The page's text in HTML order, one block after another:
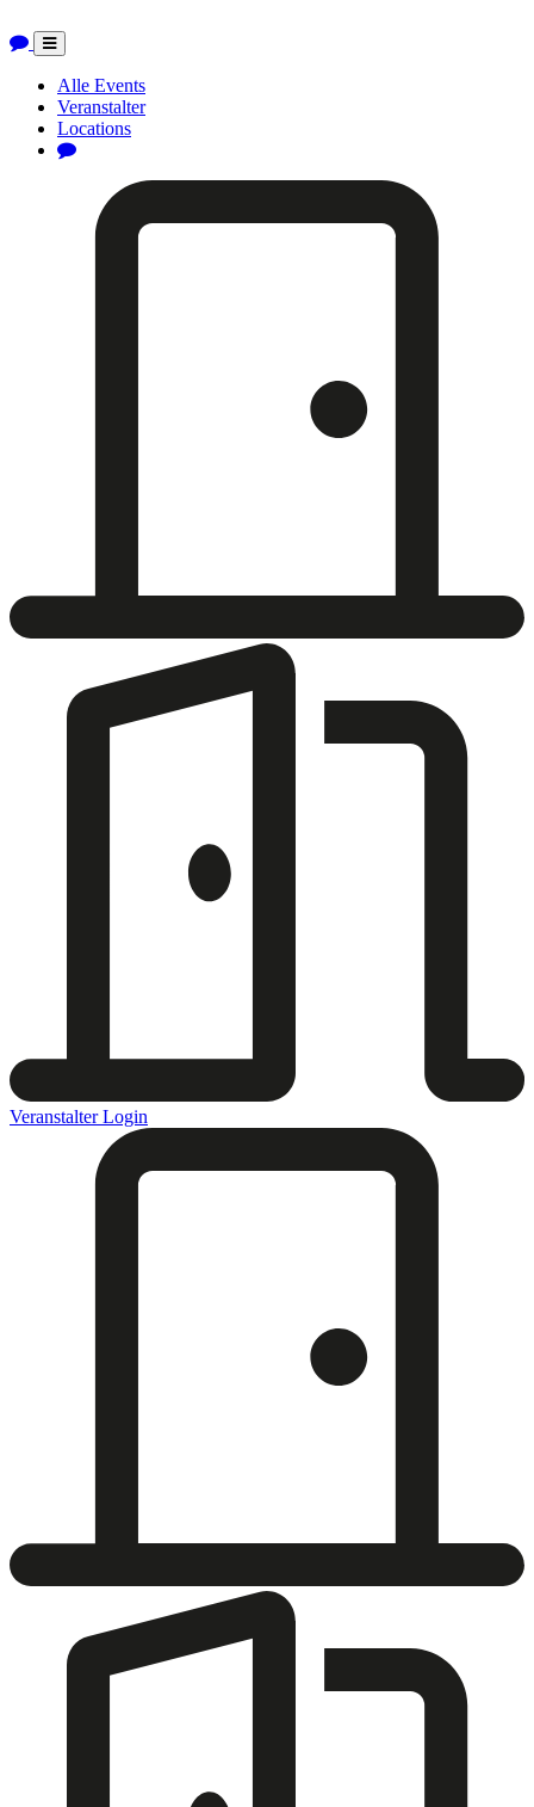
Toggle
navigation
Alle Events
Veranstalter
Locations
Veranstalter Login